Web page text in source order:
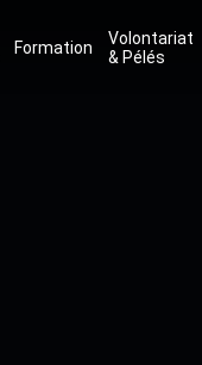
Formation
Volontariat
& Pélés